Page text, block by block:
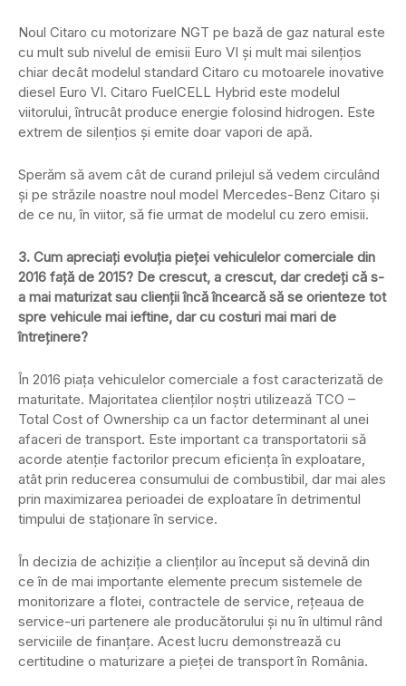
Noul Citaro cu motorizare NGT pe bază de gaz natural este
cu mult sub nivelul de emisii Euro VI și mult mai silențios
chiar decât modelul standard Citaro cu motoarele inovative
diesel Euro VI. Citaro FuelCELL Hybrid este modelul
viitorului, întrucât produce energie folosind hidrogen. Este
extrem de silențios și emite doar vapori de apă.
Sperăm să avem cât de curand prilejul să vedem circulând
și pe străzile noastre noul model Mercedes-Benz Citaro și
de ce nu, în viitor, să fie urmat de modelul cu zero emisii.
3. Cum apreciați evoluția pieței vehiculelor comerciale din
2016 față de 2015? De crescut, a crescut, dar credeți că s-
a mai maturizat sau clienții încă încearcă să se orienteze tot
spre vehicule mai ieftine, dar cu costuri mai mari de
întreținere?
În 2016 piața vehiculelor comerciale a fost caracterizată de
maturitate. Majoritatea clienților noștri utilizează TCO –
Total Cost of Ownership ca un factor determinant al unei
afaceri de transport. Este important ca transportatorii să
acorde atenție factorilor precum eficienţa în exploatare,
atât prin reducerea consumului de combustibil, dar mai ales
prin maximizarea perioadei de exploatare în detrimentul
timpului de staționare în service.
În decizia de achiziție a clienților au început să devină din
ce în de mai importante elemente precum sistemele de
monitorizare a flotei, contractele de service, rețeaua de
service-uri partenere ale producătorului și nu în ultimul rând
serviciile de finanțare. Acest lucru demonstrează cu
certitudine o maturizare a pieței de transport în România.